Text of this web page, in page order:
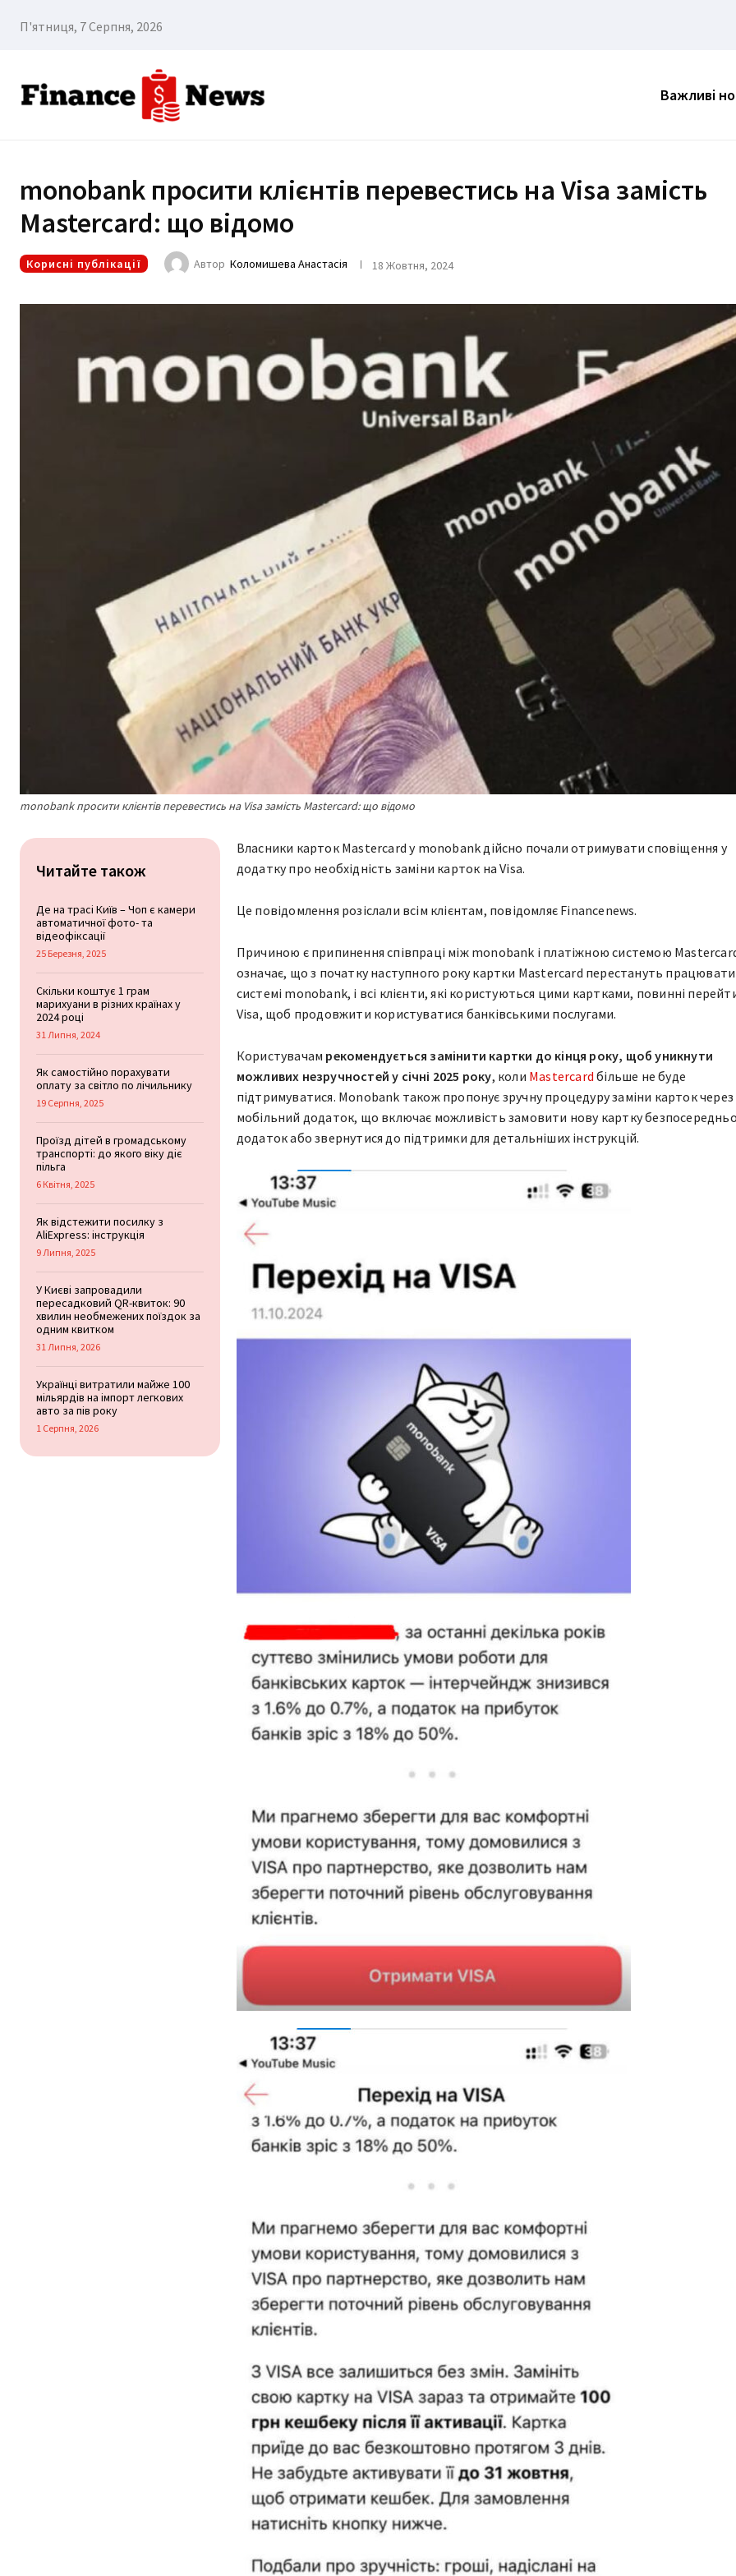
П'ятниця, 7 Серпня, 2026
Важливі
monobank просити клієнтів перевестись на Visa замість
Mastercard: що відомо
Корисні публікації Автор Коломишева Анастасія 18 Жовтня, 2024
monobank просити клієнтів перевестись на Visa замість Mastercard: що відомо
Читайте також
Де на трасі Київ – Чоп є камери
автоматичної фото- та
відеофіксації
25 Березня, 2025
Скільки коштує 1 грам
марихуани в різних країнах у
2024 році
31 Липня, 2024
Як самостійно порахувати
оплату за світло по лічильнику
19 Серпня, 2025
Проїзд дітей в громадському
транспорті: до якого віку діє
пільга
6 Квітня, 2025
Як відстежити посилку з
AliExpress: інструкція
9 Липня, 2025
У Києві запровадили
пересадковий QR-квиток: 90
хвилин необмежених поїздок за
одним квитком
31 Липня, 2026
Українці витратили майже 100
мільярдів на імпорт легкових
авто за пів року
1 Серпня, 2026
Власники карток Mastercard у monobank дійсно почали отримувати сповіщення у
додатку про необхідність заміни карток на Visa.
Це повідомлення розіслали всім клієнтам, повідомляє Financenews.
Причиною є припинення співпраці між monobank і платіжною системою
означає, що з початку наступного року картки Mastercard перестануть
системі monobank, і всі клієнти, які користуються цими картками, повинні
Visa, щоб продовжити користуватися банківськими послугами.
Користувачам рекомендується замінити картки до кінця року, щоб уникнути
можливих незручностей у січні 2025 року, коли Mastercard більше не буде
підтримуватися. Monobank також пропонує зручну процедуру заміни карток через
мобільний додаток, що включає можливість замовити нову картку
додаток або звернутися до підтримки для детальніших інструкцій.